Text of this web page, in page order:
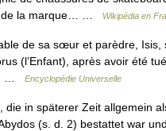
de la marque… …
Wikipédia en
de sa sœur et parèdre, Isis,
(l’Enfant), après avoir été
…
Encyclopédie Universelle
in späterer Zeit allgemein
(s. d. 2) bestattet war